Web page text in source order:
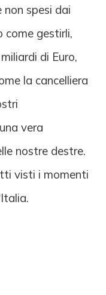
spesi dai
come gestirli,
di Euro,
la cancelliera
vera
nostre destre.
visti i momenti